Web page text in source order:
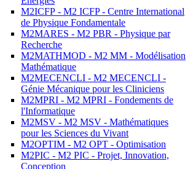
M2ICFP - M2 ICFP - Centre International
de Physique Fondamentale
M2MARES - M2 PBR - Physique par
Recherche
M2MATHMOD - M2 MM - Modélisation
Mathématique
M2MECENCLI - M2 MECENCLI -
Génie Mécanique pour les Cliniciens
M2MPRI - M2 MPRI - Fondements de
l'Informatique
M2MSV - M2 MSV - Mathématiques
pour les Sciences du Vivant
M2OPTIM - M2 OPT - Optimisation
M2PIC - M2 PIC - Projet, Innovation,
Conception